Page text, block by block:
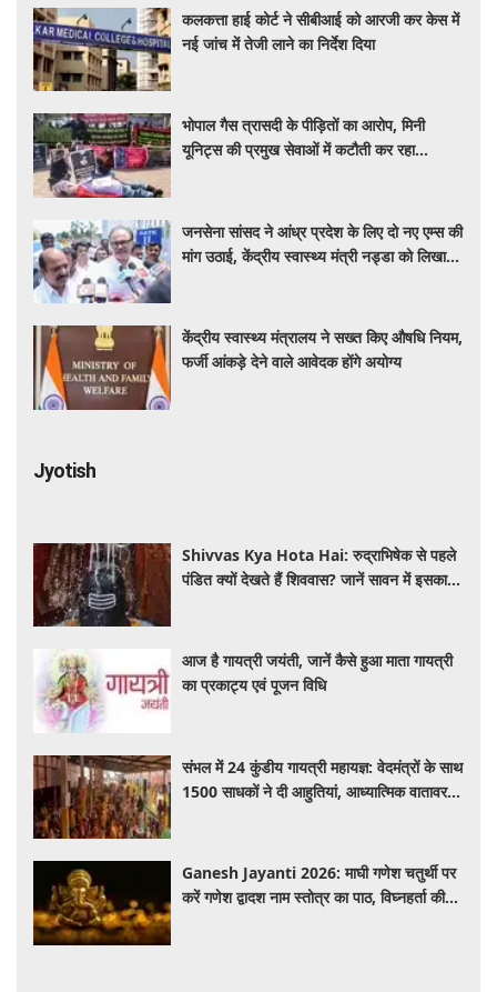
कलकत्ता हाई कोर्ट ने सीबीआई को आरजी कर केस में
नई जांच में तेजी लाने का निर्देश दिया
भोपाल गैस त्रासदी के पीड़ितों का आरोप, मिनी
यूनिट्स की प्रमुख सेवाओं में कटौती कर रहा
जनसेना सांसद ने आंध्र प्रदेश के लिए दो नए एम्स की
मांग उठाई, केंद्रीय स्वास्थ्य मंत्री नड्डा को लिखा
केंद्रीय स्वास्थ्य मंत्रालय ने सख्त किए औषधि नियम,
फर्जी आंकड़े देने वाले आवेदक होंगे अयोग्य
Jyotish
Shivvas Kya Hota Hai: रुद्राभिषेक से पहले
पंडित क्यों देखते हैं शिववास? जानें सावन में इसका
आज है गायत्री जयंती, जानें कैसे हुआ माता गायत्री
का प्रकाट्य एवं पूजन विधि
संभल में 24 कुंडीय गायत्री महायज्ञ: वेदमंत्रों के साथ
1500 साधकों ने दी आहुतियां, आध्यात्मिक वातावरण
Ganesh Jayanti 2026: माघी गणेश चतुर्थी पर
करें गणेश द्वादश नाम स्तोत्र का पाठ, विघ्नहर्ता की